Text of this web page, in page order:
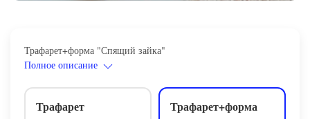
Трафарет+форма "Спящий зайка"
Полное описание
Трафарет
Трафарет+форма